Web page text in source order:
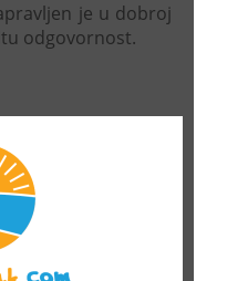
je u dobroj
odgovornost.